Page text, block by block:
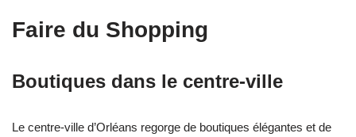
Faire du Shopping
Boutiques dans le centre-ville
Le centre-ville d’Orléans regorge de boutiques élégantes et de